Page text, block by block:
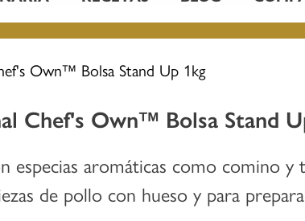
Own™ Bolsa Stand Up 1kg
Chef's Own™ Bolsa Stand
especias aromáticas como comino y
de pollo con hueso y para